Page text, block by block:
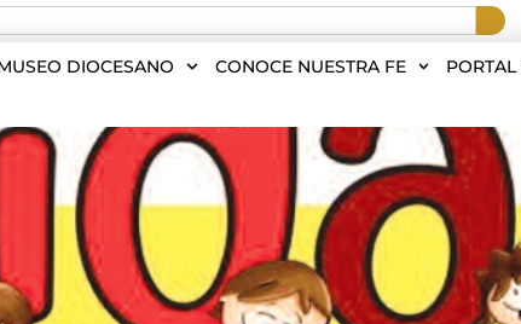
DIOCESANO CONOCE NUESTRA FE